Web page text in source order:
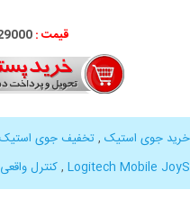
قیمت :29000
خرید جوی استیک , تخفیف جوی استیک Logitech
Logitech Mobile
,کنترل